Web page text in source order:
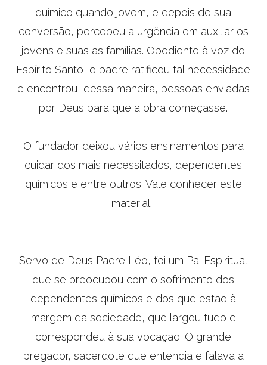
químico quando jovem, e depois de sua
conversão, percebeu a urgência em auxiliar os
jovens e suas as famílias. Obediente à voz do
Espírito Santo, o padre ratificou tal necessidade
e encontrou, dessa maneira, pessoas enviadas
por Deus para que a obra começasse.
O fundador deixou vários ensinamentos para
cuidar dos mais necessitados, dependentes
químicos e entre outros. Vale conhecer este
material.
Servo de Deus Padre Léo, foi um Pai Espiritual
que se preocupou com o sofrimento dos
dependentes químicos e dos que estão à
margem da sociedade, que largou tudo e
correspondeu à sua vocação. O grande
pregador, sacerdote que entendia e falava a